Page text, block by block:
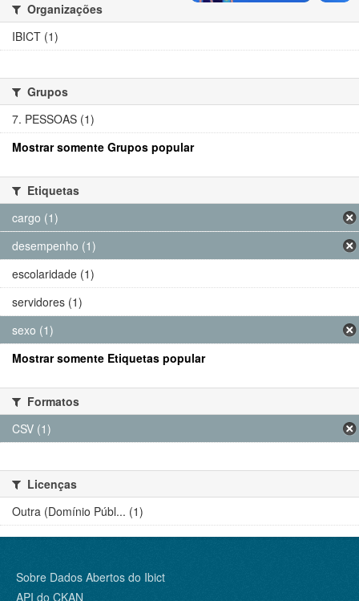
Organizações
IBICT (1)
Grupos
7. PESSOAS (1)
Mostrar somente Grupos popular
Etiquetas
cargo (1)
desempenho (1)
escolaridade (1)
servidores (1)
sexo (1)
Mostrar somente Etiquetas popular
Formatos
CSV (1)
Licenças
Outra (Domínio Públ... (1)
Sobre Dados Abertos do Ibict
API do CKAN